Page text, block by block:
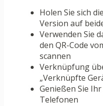
Holen Sie sich
Version auf
Verwenden Sie
den QR-Code
scannen
Verknüpfung
„Verknüpfte
Genießen Sie
Telefonen